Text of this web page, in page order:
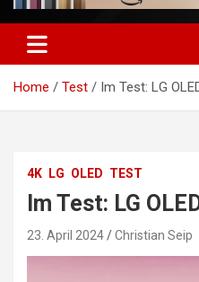
Home Test Im Test: LG
4K LG OLED TEST
Im Test: LG
23. April 2024 Christian Seip